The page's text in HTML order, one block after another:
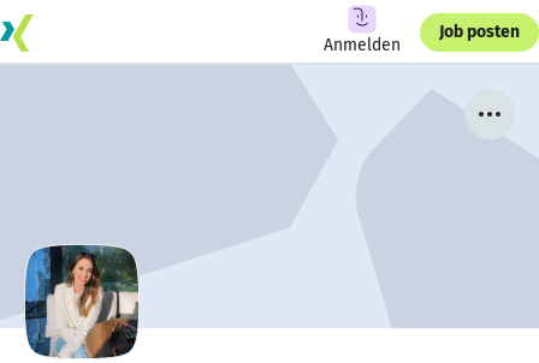
Anmelden
Job posten